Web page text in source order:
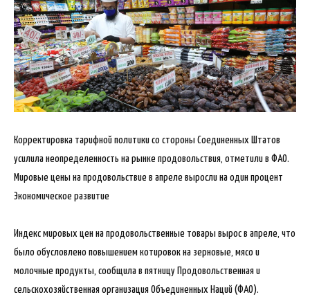
Корректировка тарифной политики со стороны Соединенных Штатов
усилила неопределенность на рынке продовольствия, отметили в ФАО.
Мировые цены на продовольствие в апреле выросли на один процент
Экономическое развитие
Индекс мировых цен на продовольственные товары вырос в апреле, что
было обусловлено повышением котировок на зерновые, мясо и
молочные продукты, сообщила в пятницу Продовольственная и
сельскохозяйственная организация Объединенных Наций (ФАО).